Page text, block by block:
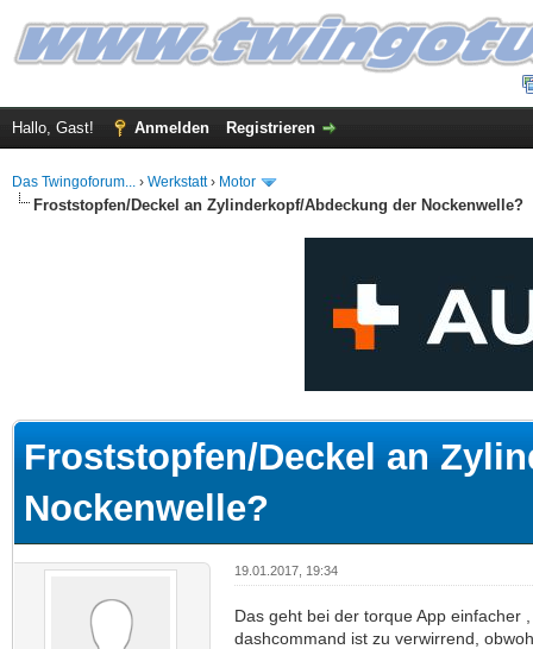
Hallo, Gast! Anmelden Registrieren
Das Twingoforum... › Werkstatt› Motor
Froststopfen/Deckel an Zylinderkopf/Abdeckung der Nockenwelle?
Froststopfen/Deckel an
Nockenwelle?
19.01.2017, 19:34
Das geht bei der torque App einfacher ,
dashcommand ist zu verwirrend,